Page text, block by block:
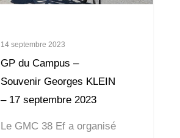
14 septembre 2023
GP du Campus –
Souvenir Georges KLEIN
– 17 septembre 2023
Le GMC 38 Ef a organisé